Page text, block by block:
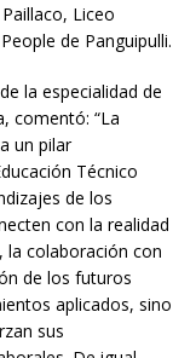
Liceo
de Panguipulli.
la especialidad de
comentó: “La
un pilar
Técnico
de los
con la realidad
la colaboración con
de los futuros
aplicados, sino
sus